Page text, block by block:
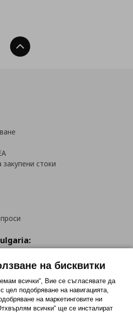
Нагоре
стоки
на бисквитки
всички“, Вие се съгласявате да
цел подобряване на навигацията,
на маркетинговите ни
всички“ ще се инсталират